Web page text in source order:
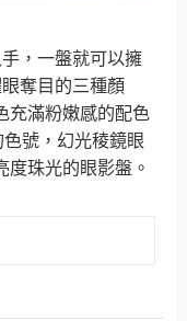
，一盤就可以擁
奪目的三種顏
充滿粉嫩感的配色
號，幻光稜鏡眼
珠光的眼影盤。